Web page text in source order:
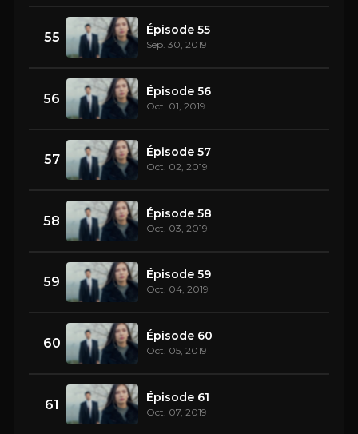
55 Épisode 55
Sep. 30, 2019
56 Épisode 56
Oct. 01, 2019
57 Épisode 57
Oct. 02, 2019
58 Épisode 58
Oct. 03, 2019
59 Épisode 59
Oct. 04, 2019
60 Épisode 60
Oct. 05, 2019
61 Épisode 61
Oct. 07, 2019